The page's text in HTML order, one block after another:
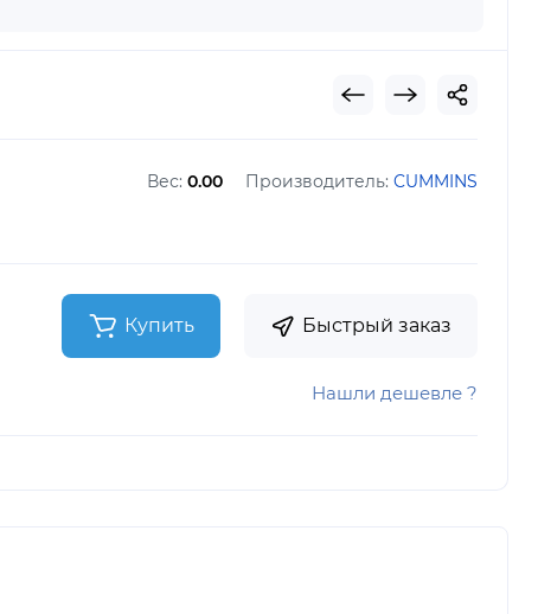
Производитель: CUMMINS
Вес:0.00
Купить Быстрый заказ
Нашли дешевле ?